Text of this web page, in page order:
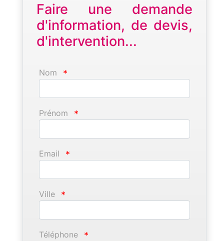
Faire une demande
d'information, de devis,
d'intervention...
Nom *
Prénom *
Email *
Ville *
Téléphone *